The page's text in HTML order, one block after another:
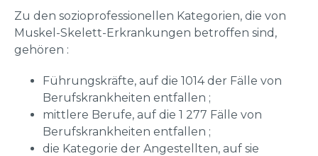
Zu den sozioprofessionellen Kategorien, die von
Muskel-Skelett-Erkrankungen betroffen sind,
gehören :
Führungskräfte, auf die 1014 der Fälle von
Berufskrankheiten entfallen ;
mittlere Berufe, auf die 1 277 Fälle von
Berufskrankheiten entfallen ;
die Kategorie der Angestellten, auf sie